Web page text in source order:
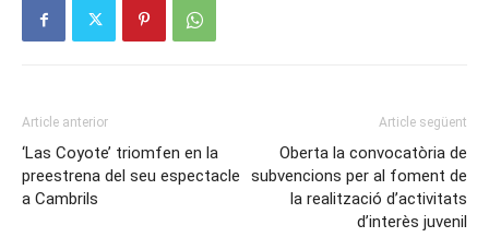
Article anterior
‘Las Coyote’ triomfen en la
preestrena del seu espectacle
a Cambrils
Article següent
Oberta la convocatòria de
subvencions per al foment de
la realització d’activitats
d’interès juvenil